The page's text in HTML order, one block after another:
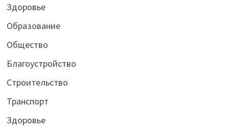
Здоровье
Образование
Общество
Благоустройство
Строительство
Транспорт
Здоровье